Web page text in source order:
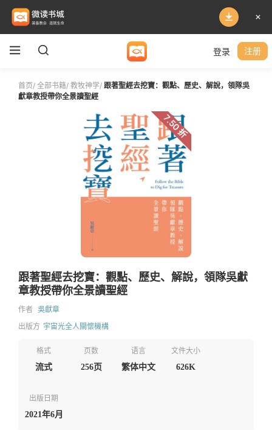
登录 注册
首页/ 全部书籍/ 教牧神学/ 跟著聖經去挖寶：觀點、歷史、解說，領隊吳
獻章教授帶你全景讀聖經
7.50 折
跟著聖經去挖寶：觀點、歷史、解說，領隊吳獻
章教授帶你全景讀聖經
作者 吳獻章
出版方 宇宙光全人關懷機構
格式
流式
页数
256页
语言
繁体中文
文件大小
626K
出版日期
2021年6月